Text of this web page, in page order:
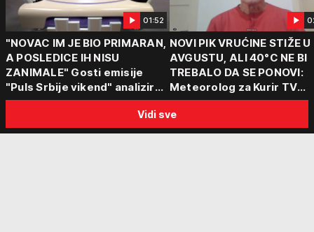
01:52
"NOVAC IM JE BIO PRIMARAN,
A POSLEDICE IH NISU
ZANIMALE" Gosti emisije
"Puls Srbije vikend" analizirali
slučajeve koji su potresli
Srbiju: Zločin se ne isplati
NOVI PIK VRUĆINE STIŽE U
AVGUSTU, ALI 40°C NE BI
TREBALO DA SE PONOVI:
Meteorolog za Kurir TV
objasnio šta nas čeka:
za ozbiljne padavine su
Vidi sve